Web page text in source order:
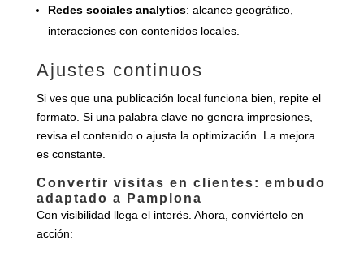
Redes sociales analytics: alcance geográfico,
interacciones con contenidos locales.
Ajustes continuos
Si ves que una publicación local funciona bien, repite el
formato. Si una palabra clave no genera impresiones,
revisa el contenido o ajusta la optimización. La mejora
es constante.
Convertir visitas en clientes: embudo
adaptado a Pamplona
Con visibilidad llega el interés. Ahora, conviértelo en
acción: